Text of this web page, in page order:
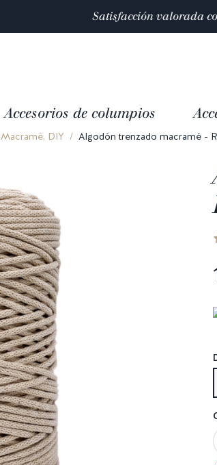
Satisfacción valorada con 4,9/5
Accesorios de columpios
Macramé, DIY Algodón trenzado macramé -